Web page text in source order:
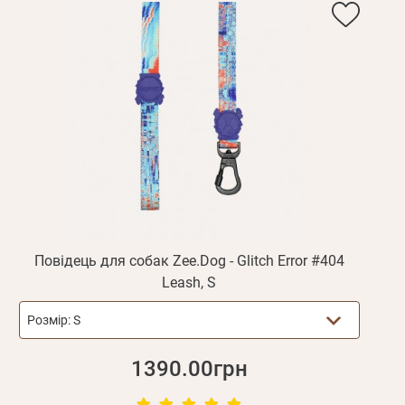
Повідець для собак Zee.Dog - Glitch Error #404
Leash, S
Розмір:S
1390.00грн
Зареєструватися